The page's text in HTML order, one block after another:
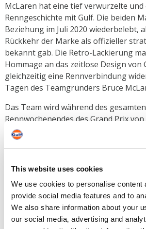
This website uses cookies
We use cookies to personalise content
provide social media features and to
We also share information about your
our social media, advertising and
McLaren hat eine tief verwurzelte
Renngeschichte mit Gulf. Die beiden
Beziehung im Juli 2020 wiederbelebt,
Rückkehr der Marke als offizieller
bekannt gab. Die Retro-Lackierung
Hommage an das zeitlose Design von
gleichzeitig eine Rennverbindung
Tagen des Teamgründers Bruce
Das Team wird während des gesamten
Rennwochenendes des Grand Prix
Gulf Racing Farbe mit
der eng an das klassische Gulf Design
Rennanzügen von Lando Norris und
Plattformen des Teams vorgestellt.
Darüber hinaus werden Lando und
mit maßgeschneiderten Retro-